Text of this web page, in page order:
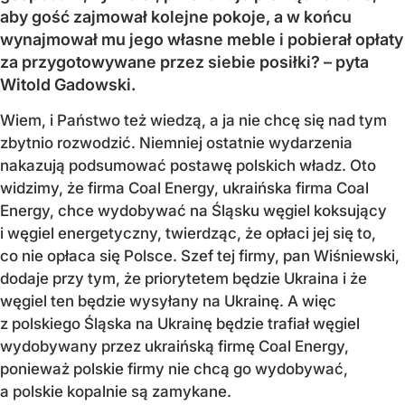
aby gość zajmował kolejne pokoje, a w końcu
wynajmował mu jego własne meble i pobierał opłaty
za przygotowywane przez siebie posiłki? – pyta
Witold Gadowski.
Wiem, i Państwo też wiedzą, a ja nie chcę się nad tym
zbytnio rozwodzić. Niemniej ostatnie wydarzenia
nakazują podsumować postawę polskich władz. Oto
widzimy, że firma Coal Energy, ukraińska firma Coal
Energy, chce wydobywać na Śląsku węgiel koksujący
i węgiel energetyczny, twierdząc, że opłaci jej się to,
co nie opłaca się Polsce. Szef tej firmy, pan Wiśniewski,
dodaje przy tym, że priorytetem będzie Ukraina i że
węgiel ten będzie wysyłany na Ukrainę. A więc
z polskiego Śląska na Ukrainę będzie trafiał węgiel
wydobywany przez ukraińską firmę Coal Energy,
ponieważ polskie firmy nie chcą go wydobywać,
a polskie kopalnie są zamykane.